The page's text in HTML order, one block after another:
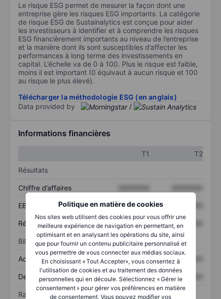
Politique en matière de cookies
Nos sites web utilisent des cookies pour vous offrir une
meilleure expérience de navigation en permettant, en
optimisant et en analysant les opérations du site, ainsi
que pour fournir un contenu publicitaire personnalisé et
vous permettre de vous connecter aux médias sociaux.
En choisissant « Tout Accepter», vous consentez à
l'utilisation de cookies et au traitement des données
personnelles qui en découle. Sélectionnez « Gérer le
consentement » pour gérer vos préférences en matière
de consentement. Vous pouvez modifier vos
Le risque ESG permet de mesurer la façon dont une
entreprise gère les risques ESG importants. La catégorie
de risque ESG de Sustainalytics est conçue pour aider
les investisseurs à identifier et à comprendre les risques
ESG financièrement importants au niveau de l’entreprise
et la manière dont ils sont susceptibles d’affecter les
performances à long terme des investissements en
capital. L’échelle va de 0 à 100. Plus le risque est faible,
moins il est important (0 équivaut à aucun risque et 100
au risque le plus élevé).
Télécharger la méthodologie ESG (en anglais)
Data provided by
/
Informations financières
T1
T2
Résultats
Chiffre d’affaires
EBITDA XXXXXXX
Résultat net XXXXXXX XXXXXXX
Bilan
Actif total XXXXXXX XXXXXXX
Dette totale XXXXXXX XXXXXXX
Ratios